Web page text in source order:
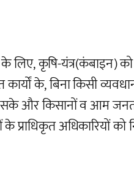
कृषि-यंत्र(कंबाइन)
कार्यों के, बिना किसी
सके और किसानों व आम
अधिकारियों को